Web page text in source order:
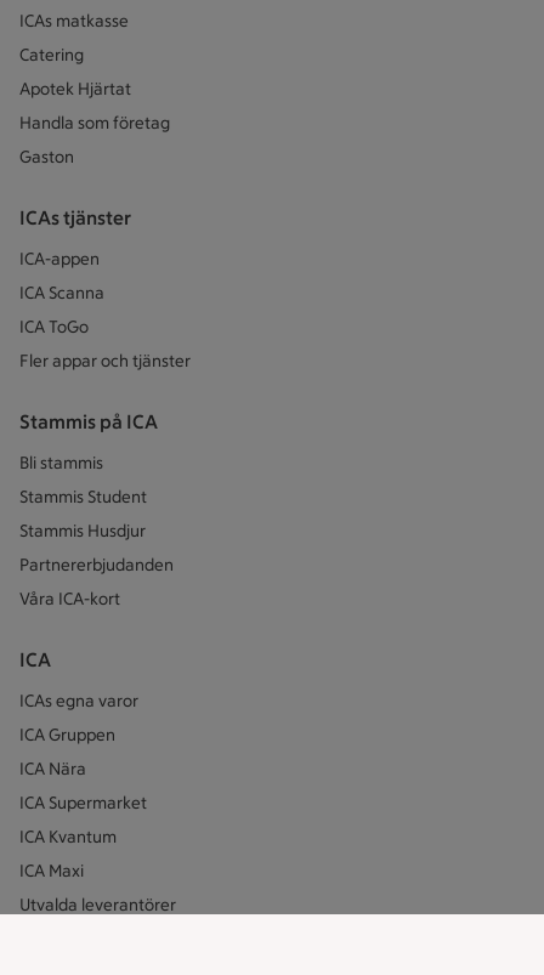
ICAs matkasse
Catering
Apotek Hjärtat
Handla som företag
Gaston
ICAs tjänster
ICA-appen
ICA Scanna
ICA ToGo
Fler appar och tjänster
Stammis på ICA
Bli stammis
Stammis Student
Stammis Husdjur
Partnererbjudanden
Våra ICA-kort
ICA
ICAs egna varor
ICA Gruppen
ICA Nära
ICA Supermarket
ICA Kvantum
ICA Maxi
Utvalda leverantörer